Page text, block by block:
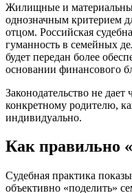
Жилищные и
однозначным критерием
отцом. Российская
гуманность в семейных
будет передан более
основании финансового
Законодательство не дает
конкретному родителю,
индивидуально.
Как правильно
Судебная практика
объективно «поделить»